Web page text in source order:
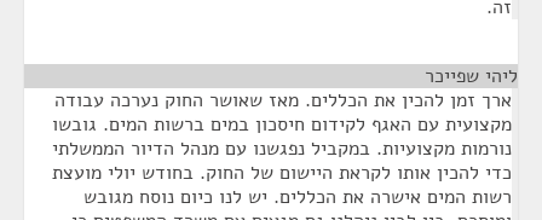
זה.
ליהי שפייכר
ארך זמן להכין את הכללים. מאז שאושר החוק נערכה עבודה
מקצועית עם האגף לקידום חיסכון במים ברשות המים. גובשו
נורמות מקצועיות. במקביל נפגשנו עם מנהל הדיור הממשלתי
כדי להכין אותו לקראת היישום של החוק. בחודש יולי מועצת
רשות המים אישרה את הכללים. יש לנו כיום נוסח מגובש